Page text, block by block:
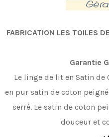
FABRICATION LES TOILES
Garantie
Le linge de lit en Satin de
en pur satin de coton
serré. L e satin de coton
douceur et